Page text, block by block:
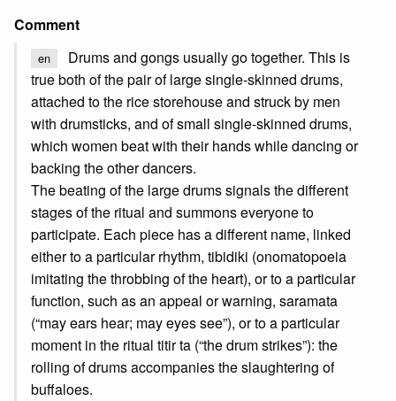
Comment
en
Drums and gongs usually go together. This is
true both of the pair of large single-skinned drums,
attached to the rice storehouse and struck by men
with drumsticks, and of small single-skinned drums,
which women beat with their hands while dancing or
backing the other dancers.
The beating of the large drums signals the different
stages of the ritual and summons everyone to
participate. Each piece has a different name, linked
either to a particular rhythm, tibidiki (onomatopoeia
imitating the throbbing of the heart), or to a particular
function, such as an appeal or warning, saramata
(“may ears hear; may eyes see”), or to a particular
moment in the ritual titir ta (“the drum strikes”): the
rolling of drums accompanies the slaughtering of
buffaloes.